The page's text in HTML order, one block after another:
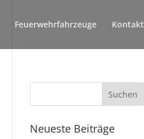
Feuerwehrfahrzeuge Kontakt
Neueste Beiträge